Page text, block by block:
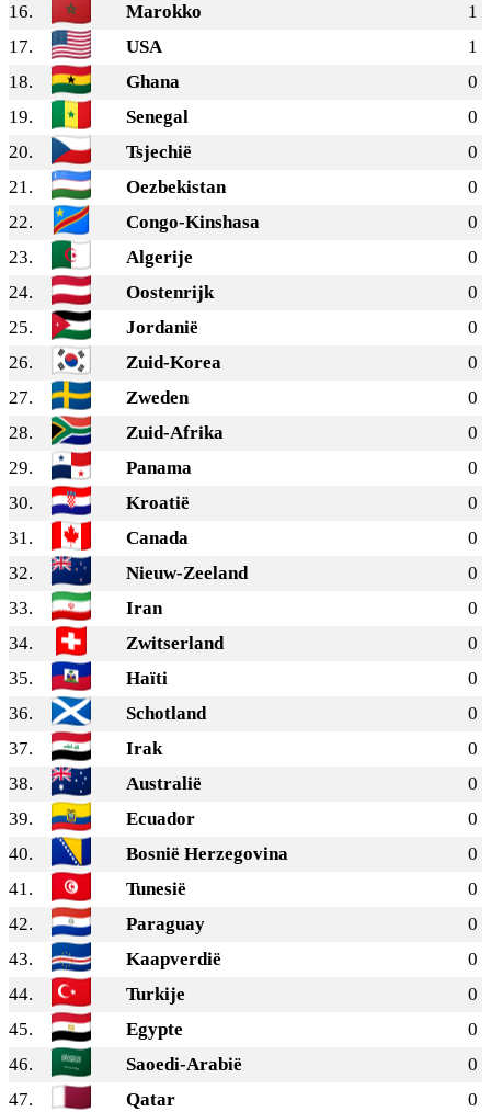
16.
Marokko
1
17.
USA
1
18.
Ghana
0
19.
Senegal
0
20.
Tsjechië
0
21.
Oezbekistan
0
22.
Congo-Kinshasa
0
23.
Algerije
0
24.
Oostenrijk
0
25.
Jordanië
0
26.
Zuid-Korea
0
27.
Zweden
0
28.
Zuid-Afrika
0
29.
Panama
0
30.
Kroatië
0
31.
Canada
0
32.
Nieuw-Zeeland
0
33.
Iran
0
34.
Zwitserland
0
35.
Haïti
0
36.
Schotland
0
37.
Irak
0
38.
Australië
0
39.
Ecuador
0
40.
Bosnië Herzegovina
0
41.
Tunesië
0
42.
Paraguay
0
43.
Kaapverdië
0
44.
Turkije
0
45.
Egypte
0
46.
Saoedi-Arabië
0
47.
Qatar 0